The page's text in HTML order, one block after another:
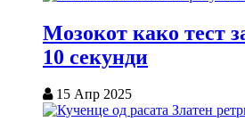
Мозокот како тест
10 секунди
15 Апр 2025